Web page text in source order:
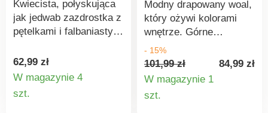
Kwiecista, połyskująca
jak jedwab zazdrostka z
pętelkami i falbaniastym
bardzo łatwa w
pielęgnacji. Prać w
temperaturze 30°C.
62,99 zł
W magazynie 4
szt.
oczkami
Modny drapowany woal,
który ożywi kolorami
wnętrze. Górne
obszycie z
przezroczystymi
nylonowymi oczkami do
przewleczenia przez
drążek. Gotowa do
- 15%
101,99 zł
84,99 zł
W magazynie 1
szt.